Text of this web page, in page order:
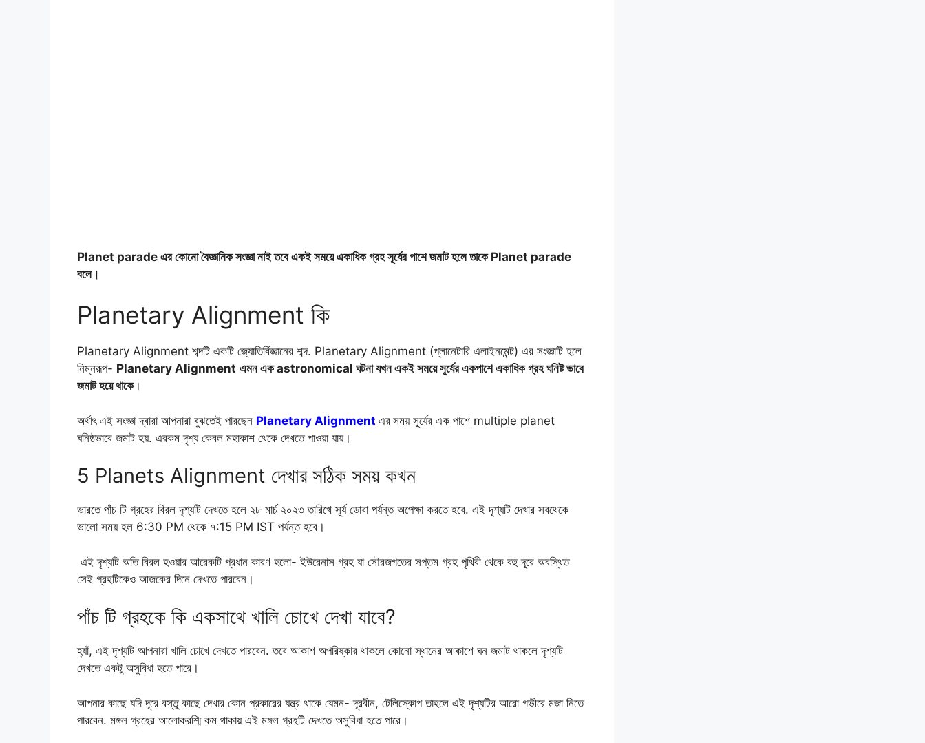
Planet parade এর কোনো বৈজ্ঞানিক সংজ্ঞা নাই তবে একই সময়ে একাধিক গ্রহ সূর্যের পাশে জমাট হলে তাকে Planet parade
বলে।
Planetary Alignment কি
Planetary Alignment শব্দটি একটি জ্যোতির্বিজ্ঞানের শব্দ. Planetary Alignment (প্লানেটারি এলাইনমেন্ট) এর সংজ্ঞাটি হলে
নিম্নরূপ- Planetary Alignment এমন এক astronomical ঘটনা যখন একই সময়ে সূর্যের একপাশে একাধিক গ্রহ ঘনিষ্ট ভাবে
জমাট হয়ে থাকে।
অর্থাৎ এই সংজ্ঞা দ্বারা আপনারা বুঝতেই পারছেন Planetary Alignment এর সময় সূর্যের এক পাশে multiple planet
ঘনিষ্ঠভাবে জমাট হয়. এরকম দৃশ্য কেবল মহাকাশ থেকে দেখতে পাওয়া যায়।
5 Planets Alignment দেখার সঠিক সময় কখন
ভারতে পাঁচ টি গ্রহের বিরল দৃশ্যটি দেখতে হলে ২৮ মার্চ ২০২৩ তারিখে সূর্য ডোবা পর্যন্ত অপেক্ষা করতে হবে. এই দৃশ্যটি দেখার সবথেকে
ভালো সময় হল 6:30 PM থেকে ৭:15 PM IST পর্যন্ত হবে।
এই দৃশ্যটি অতি বিরল হওয়ার আরেকটি প্রধান কারণ হলো- ইউরেনাস গ্রহ যা সৌরজগতের সপ্তম গ্রহ পৃথিবী থেকে বহু দূরে অবস্থিত
সেই গ্রহটিকেও আজকের দিনে দেখতে পারবেন।
পাঁচ টি গ্রহকে কি একসাথে খালি চোখে দেখা যাবে?
হ্যাঁ, এই দৃশ্যটি আপনারা খালি চোখে দেখতে পারবেন. তবে আকাশ অপরিষ্কার থাকলে কোনো স্থানের আকাশে ঘন জমাট থাকলে দৃশ্যটি
দেখতে একটু অসুবিধা হতে পারে।
আপনার কাছে যদি দূরে বস্তু কাছে দেখার কোন প্রকারের যন্ত্র থাকে যেমন- দূরবীন, টেলিস্কোপ তাহলে এই দৃশ্যটির আরো গভীরে মজা নিতে
পারবেন. মঙ্গল গ্রহের আলোকরশ্মি কম থাকায় এই মঙ্গল গ্রহটি দেখতে অসুবিধা হতে পারে।